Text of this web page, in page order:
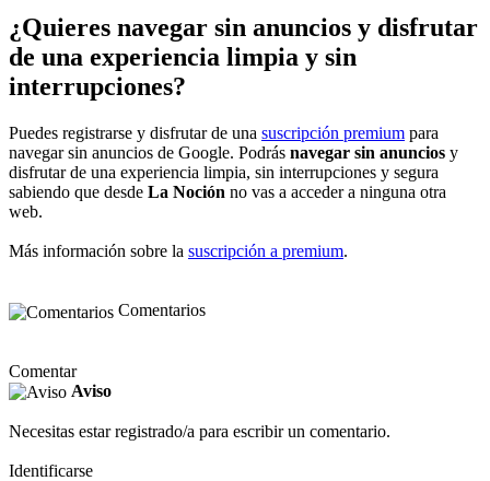
¿Quieres navegar sin anuncios y disfrutar
de una experiencia limpia y sin
interrupciones?
Puedes registrarse y disfrutar de una suscripción premium para
navegar sin anuncios de Google. Podrás navegar sin anuncios y
disfrutar de una experiencia limpia, sin interrupciones y segura
sabiendo que desde La Noción no vas a acceder a ninguna otra
web.
Más información sobre la suscripción a premium.
Comentarios
Comentar
Aviso
Necesitas estar registrado/a para escribir un comentario.
Identificarse